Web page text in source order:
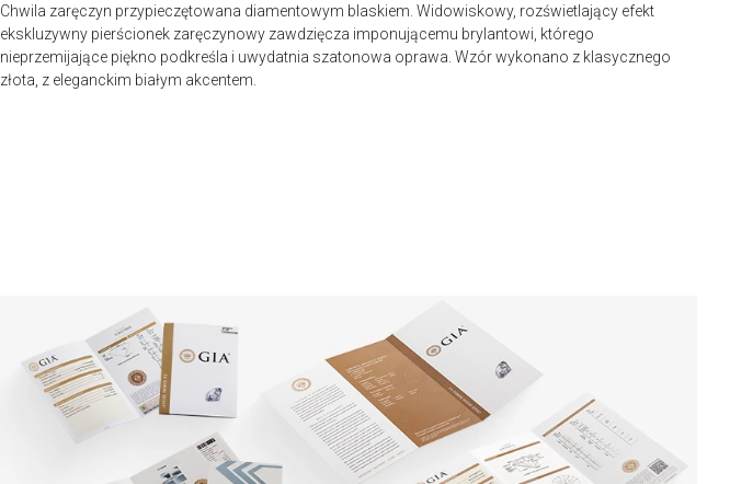
Chwila zaręczyn przypieczętowana diamentowym blaskiem. Widowiskowy, rozświetlający efekt
ekskluzywny pierścionek zaręczynowy zawdzięcza imponującemu brylantowi, którego
nieprzemijające piękno podkreśla i uwydatnia szatonowa oprawa. Wzór wykonano z klasycznego
złota, z eleganckim białym akcentem.